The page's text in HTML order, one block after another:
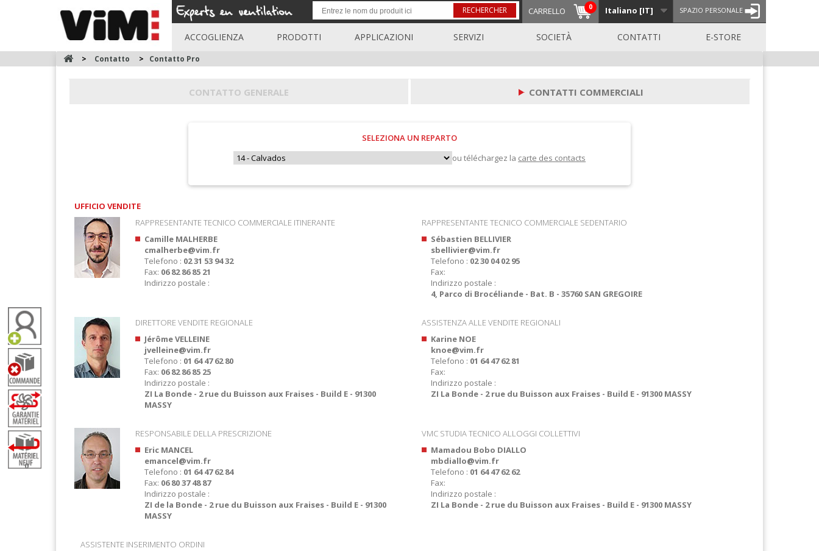
SPAZIO PERSONALE
Italiano [IT]
CARRELLO 0
RECHERCHER
ACCOGLIENZA PRODOTTI APPLICAZIONI SERVIZI SOCIETÀ CONTATTI E-STORE
0
> Contatto > Contatto Pro
CONTATTO GENERALE CONTATTI COMMERCIALI
SELEZIONA UN REPARTO
ou téléchargez la carte des contacts
UFFICIO VENDITE
RAPPRESENTANTE TECNICO COMMERCIALE ITINERANTE
Camille MALHERBE
cmalherbe@vim.fr
Telefono : 02 31 53 94 32
Fax: 06 82 86 85 21
Indirizzo postale :
RAPPRESENTANTE TECNICO COMMERCIALE SEDENTARIO
Sébastien BELLIVIER
sbellivier@vim.fr
Telefono : 02 30 04 02 95
Fax:
Indirizzo postale :
4, Parco di Brocéliande - Bat. B - 35760 SAN GREGOIRE
DIRETTORE VENDITE REGIONALE
Jérôme VELLEINE
jvelleine@vim.fr
Telefono : 01 64 47 62 80
Fax: 06 82 86 85 25
Indirizzo postale :
ZI La Bonde - 2 rue du Buisson aux Fraises - Build E - 91300
MASSY
ASSISTENZA ALLE VENDITE REGIONALI
Karine NOE
knoe@vim.fr
Telefono : 01 64 47 62 81
Fax:
Indirizzo postale :
ZI La Bonde - 2 rue du Buisson aux Fraises - Build E - 91300 MASSY
RESPONSABILE DELLA PRESCRIZIONE
Eric MANCEL
emancel@vim.fr
Telefono : 01 64 47 62 84
Fax: 06 80 37 48 87
Indirizzo postale :
ZI de la Bonde - 2 rue du Buisson aux Fraises - Build E - 91300
MASSY
VMC STUDIA TECNICO ALLOGGI COLLETTIVI
Mamadou Bobo DIALLO
mbdiallo@vim.fr
Telefono : 01 64 47 62 62
Fax:
Indirizzo postale :
ZI La Bonde - 2 rue du Buisson aux Fraises - Build E - 91300 MASSY
ASSISTENTE INSERIMENTO ORDINI